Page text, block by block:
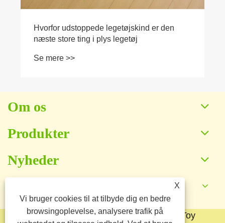
Om os
Produkter
Nyheder
Copyright © 2025 Baoding Yuankang Toy
X
Vi bruger cookies til at tilbyde dig en bedre
browsingoplevelse, analysere trafik på